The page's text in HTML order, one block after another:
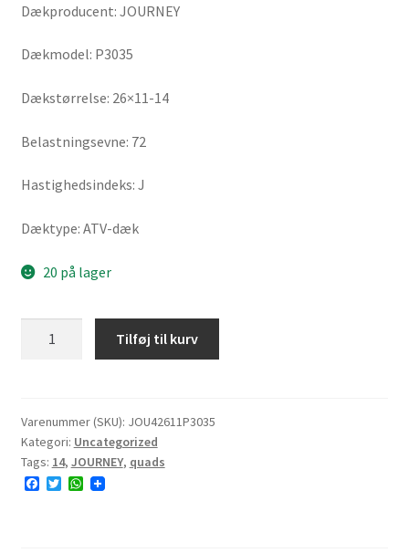
Dækproducent: JOURNEY
Dækmodel: P3035
Dækstørrelse: 26×11-14
Belastningsevne: 72
Hastighedsindeks: J
Dæktype: ATV-dæk
20 på lager
TL
#E
antal
Tilføj til kurv
Varenummer (SKU): JOU42611P3035
Kategori: Uncategorized
Tags: 14, JOURNEY, quads
F
T
W